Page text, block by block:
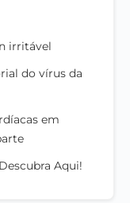
irritável
do vírus da
em
Aqui!